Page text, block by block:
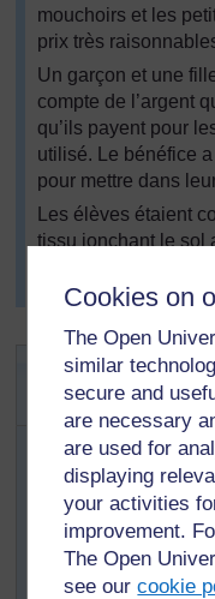
Cookies on
The Open
similar
secure and
are necessary
are used for
displaying
your activities
improvement.
The Open
see ourcookie
mouchoirs et les
prix très
Un garçon et une
compte de l’argent
qu’ils payent pour
utilisé. Le bénéfice
pour mettre dans
Les élèves étaient
tissu jonchant le sol
du sucre.
Activité clé :
école
Il est maintenant
vos élèves savent au
leur faisant faire une
et/ou les familles.
Discutez et
les élèves